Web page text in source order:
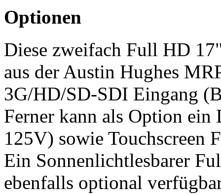
Optionen
Diese zweifach Full HD
aus der Austin Hughes
3G/HD/SD-SDI Eingang
Ferner kann als Option
125V) sowie Touchscreen
Ein Sonnenlichtlesbarer
ebenfalls optional